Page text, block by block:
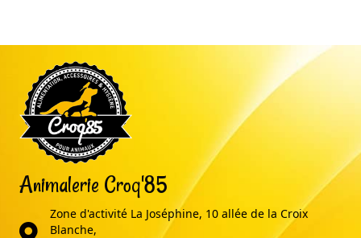
Animalerie Croq'85
adresse
Zone d'activité La Joséphine, 10 allée de la Croix
Blanche,